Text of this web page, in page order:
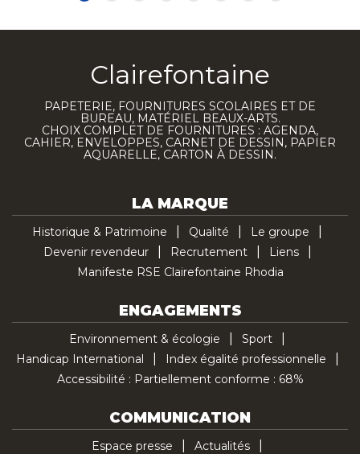
Clairefontaine
PAPETERIE, FOURNITURES SCOLAIRES ET DE
BUREAU, MATÉRIEL BEAUX-ARTS.
CHOIX COMPLET DE FOURNITURES : AGENDA,
CAHIER, ENVELOPPES, CARNET DE DESSIN, PAPIER
AQUARELLE, CARTON À DESSIN.
LA MARQUE
Historique & Patrimoine Qualité
Le groupe
Devenir revendeur
Recrutement
Liens
Manifeste RSE Clairefontaine Rhodia
ENGAGEMENTS
Environnement & écologie
Sport
Handicap International
Index égalité professionnelle
Accessibilité : Partiellement conforme : 68%
COMMUNICATION
Espace presse
Actualités